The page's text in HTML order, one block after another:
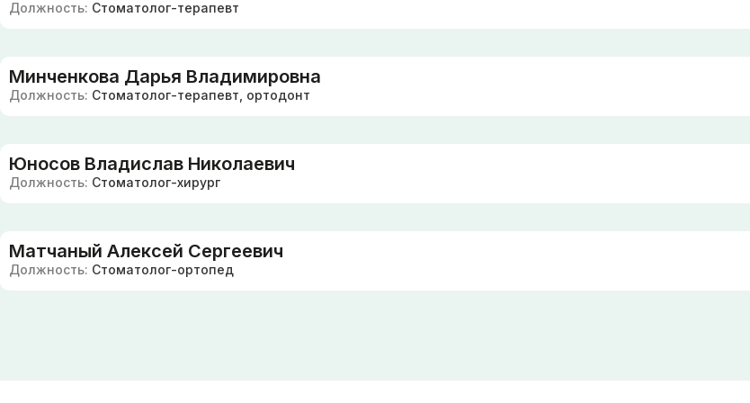
Должность: Стоматолог-терапевт
Минченкова Дарья Владимировна
Должность: Стоматолог-терапевт, ортодонт
Юносов Владислав Николаевич
Должность: Стоматолог-хирург
Матчаный Алексей Сергеевич
Должность: Стоматолог-ортопед